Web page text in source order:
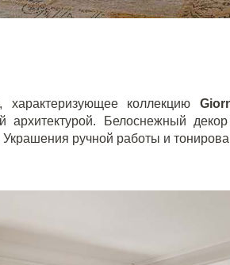
характеризующее коллекцию
архитектурой. Белоснежный
ручной работы и